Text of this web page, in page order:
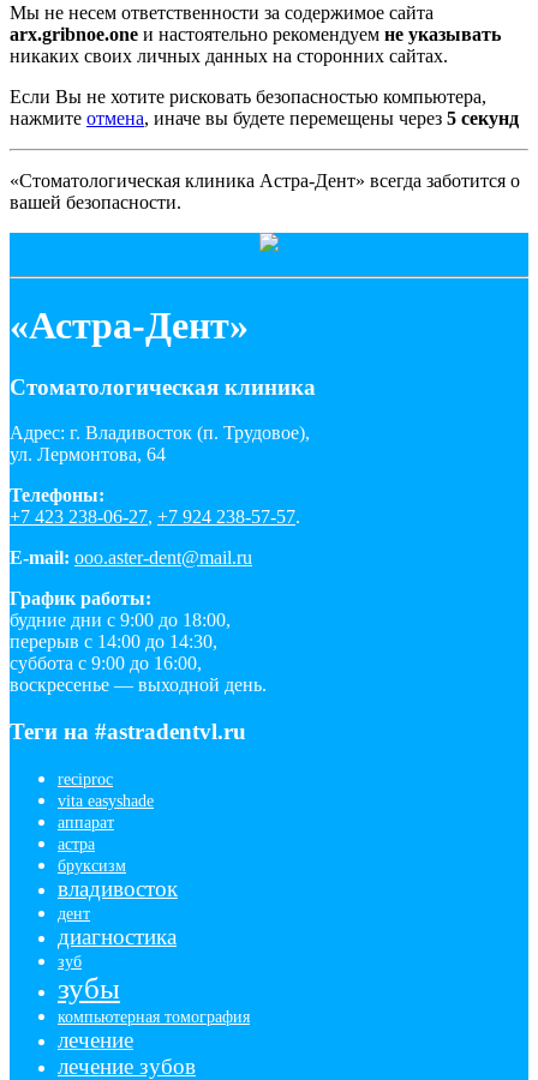
Мы не несем ответственности за содержимое сайта
arx.gribnoe.one и настоятельно рекомендуем не указывать
никаких своих личных данных на сторонних сайтах.
Если Вы не хотите рисковать безопасностью компьютера,
нажмите отмена, иначе вы будете перемещены через 5 секунд
«Стоматологическая клиника Астра-Дент» всегда заботится о
вашей безопасности.
«Астра-Дент»
Стоматологическая клиника
Адрес: г. Владивосток (п. Трудовое),
ул. Лермонтова, 64
Телефоны:
+7 423 238-06-27, +7 924 238-57-57.
E-mail: ooo.aster-dent@mail.ru
График работы:
будние дни с 9:00 до 18:00,
перерыв с 14:00 до 14:30,
суббота с 9:00 до 16:00,
воскресенье — выходной день.
Теги на #astradentvl.ru
reciproc
vita easyshade
аппарат
астра
бруксизм
владивосток
дент
диагностика
зуб
зубы
компьютерная томография
лечение
лечение зубов